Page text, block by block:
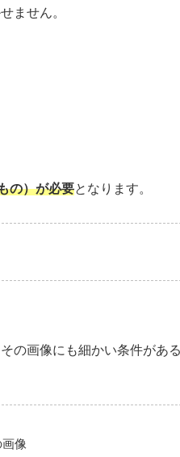
ません。
の）が必要となります。
の画像にも細かい条件があ
像